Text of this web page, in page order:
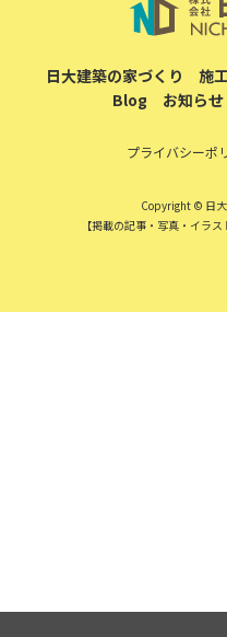
日大建築の家づくり 施
Blog
お知らせ
プライバシーポ
Copyright © 日
【掲載の記事・写真・イラ